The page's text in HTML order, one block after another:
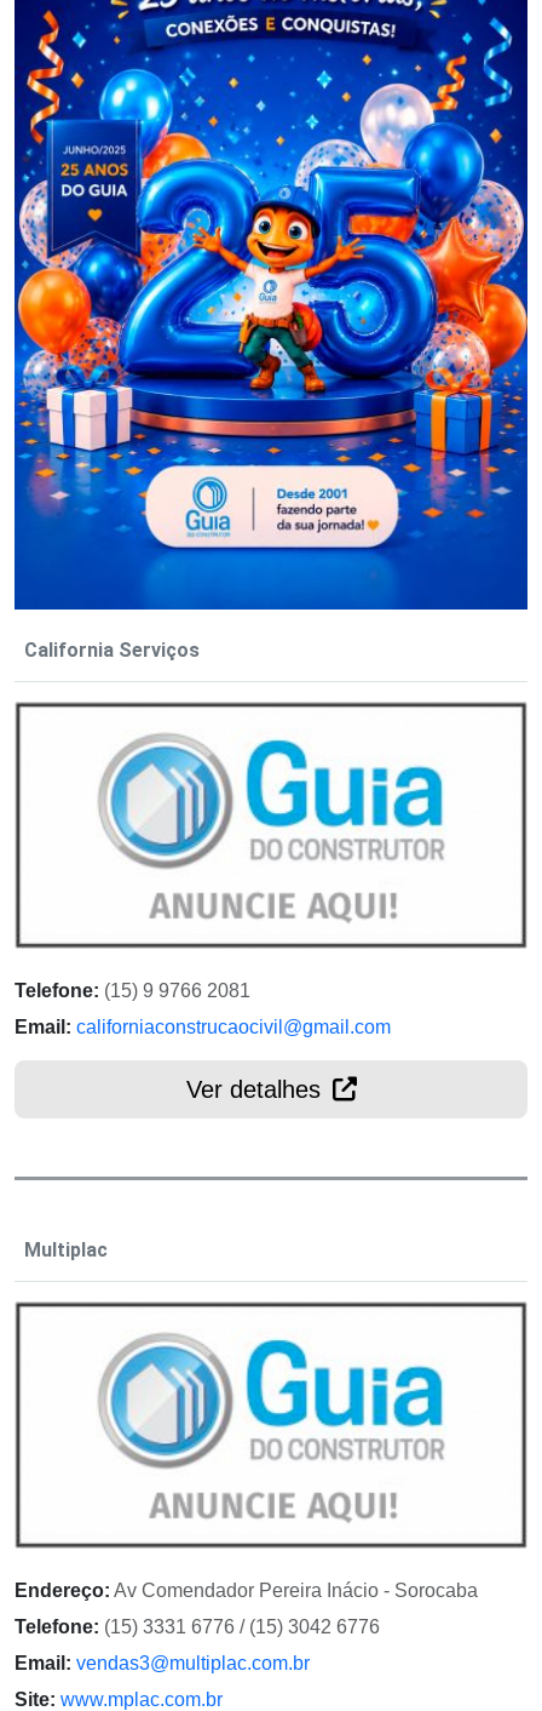
California Serviços
Telefone: (15) 9 9766 2081
Email: californiaconstrucaocivil@gmail.com
Ver detalhes
Multiplac
Endereço: Av Comendador Pereira Inácio - Sorocaba
Telefone: (15) 3331 6776 / (15) 3042 6776
Email: vendas3@multiplac.com.br
Site: www.mplac.com.br